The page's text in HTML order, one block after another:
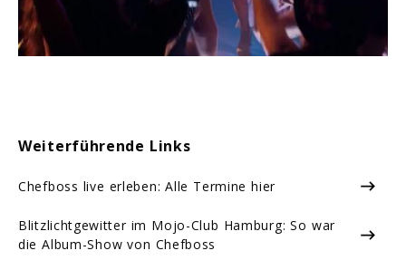
Weiterführende Links
Chefboss live erleben: Alle Termine hier
Blitzlichtgewitter im Mojo-Club Hamburg: So war
die Album-Show von Chefboss